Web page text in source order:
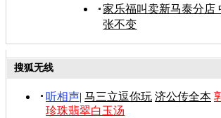
家乐福叫卖新马泰分店
张不变
搜狐无线
听相声| 马三立逗你玩 济公传全本
珍珠翡翠白玉汤